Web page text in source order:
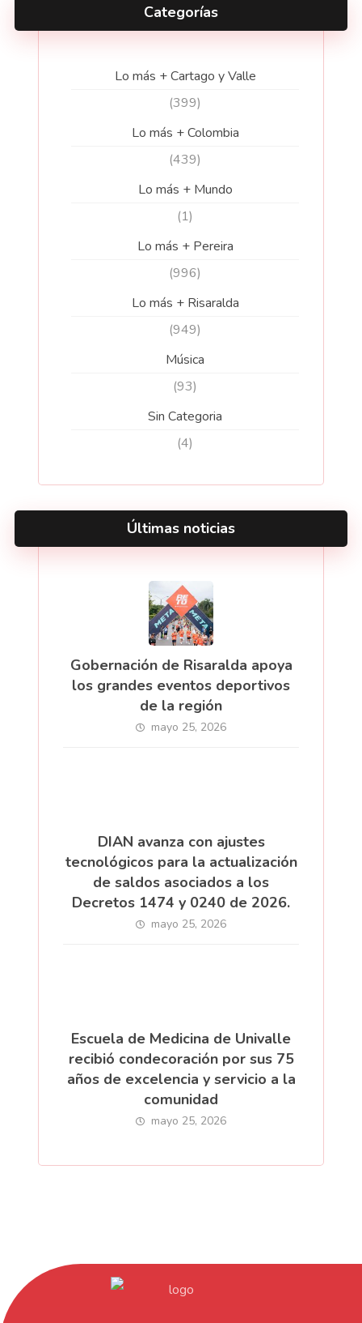
Categorías
Lo más + Cartago y Valle
(399)
Lo más + Colombia
(439)
Lo más + Mundo
(1)
Lo más + Pereira
(996)
Lo más + Risaralda
(949)
Música
(93)
Sin Categoria
(4)
Últimas noticias
Gobernación de Risaralda apoya
los grandes eventos deportivos
de la región
mayo 25, 2026
DIAN avanza con ajustes
tecnológicos para la actualización
de saldos asociados a los
Decretos 1474 y 0240 de 2026.
mayo 25, 2026
Escuela de Medicina de Univalle
recibió condecoración por sus 75
años de excelencia y servicio a la
comunidad
mayo 25, 2026